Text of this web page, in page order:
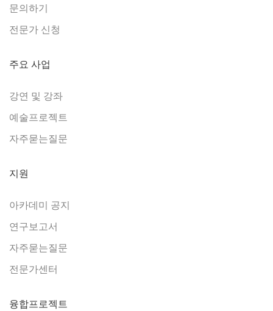
문의하기
전문가 신청
주요 사업
강연 및 강좌
예술프로젝트
자주묻는질문
지원
아카데미 공지
연구보고서
자주묻는질문
전문가센터
융합프로젝트